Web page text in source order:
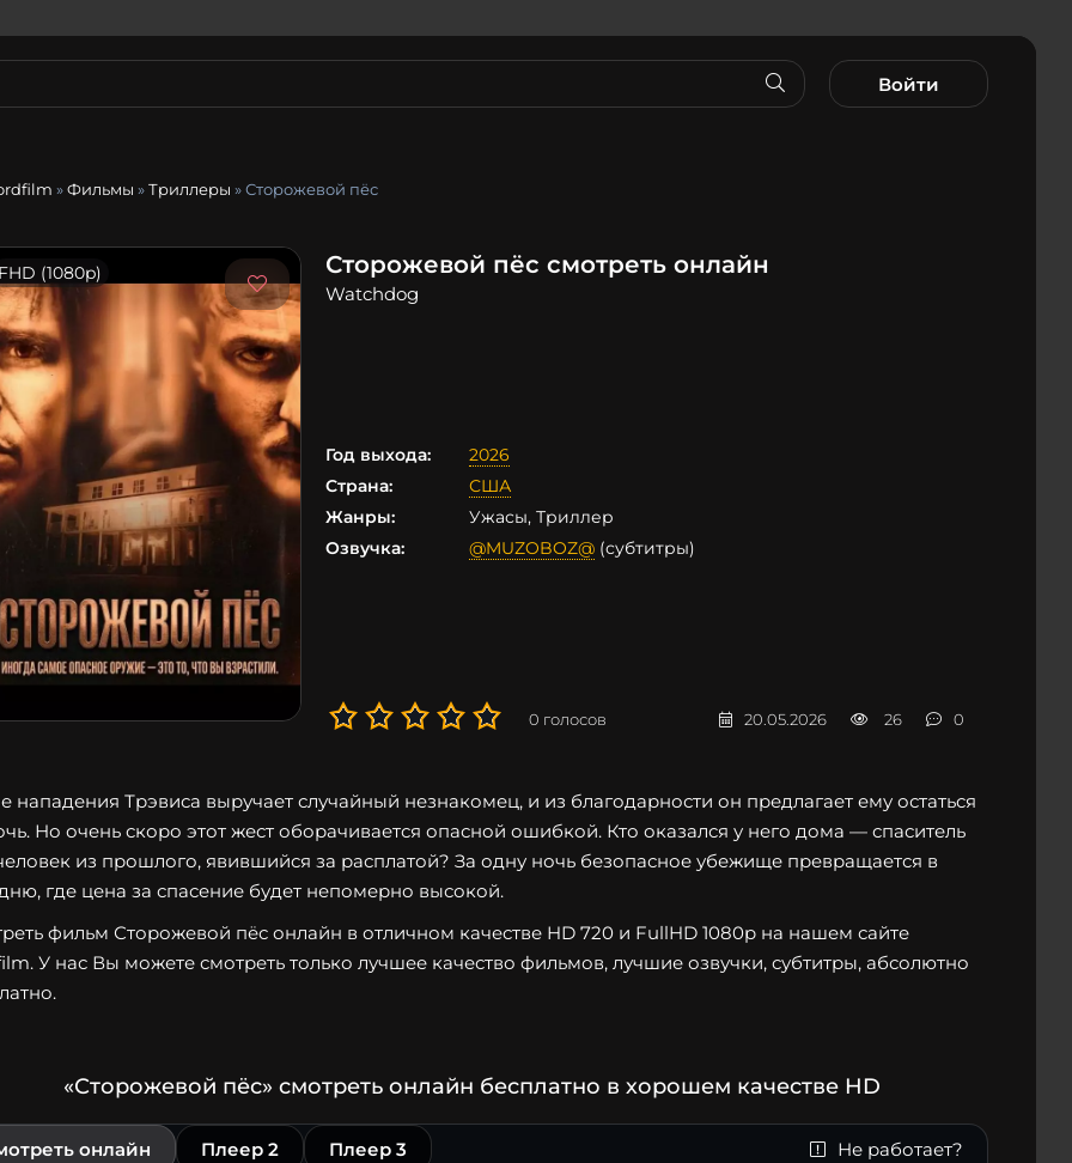
Войти
»Фильмы »Триллеры » Сторожевой пёс
(1080p) Сторожевой пёс смотреть онлайн
Watchdog
Год выхода:
2026
Страна:
США
Жанры:
Ужасы, Триллер
Озвучка:
@MUZOBOZ@ (субтитры)
0 голосов 20.05.2026 26 0
нападения Трэвиса выручает случайный незнакомец, и из благодарности он предлагает ему остаться
Но очень скоро этот жест оборачивается опасной ошибкой. Кто оказался у него дома — спаситель
из прошлого, явившийся за расплатой? За одну ночь безопасное убежище превращается в
где цена за спасение будет непомерно высокой.
фильм Сторожевой пёс онлайн в отличном качестве HD 720 и FullHD 1080p на нашем сайте
У нас Вы можете смотреть только лучшее качество фильмов, лучшие озвучки, субтитры, абсолютно
«Сторожевой пёс» смотреть онлайн бесплатно в хорошем качестве HD
онлайн Плеер 2 Плеер 3 Не работает?